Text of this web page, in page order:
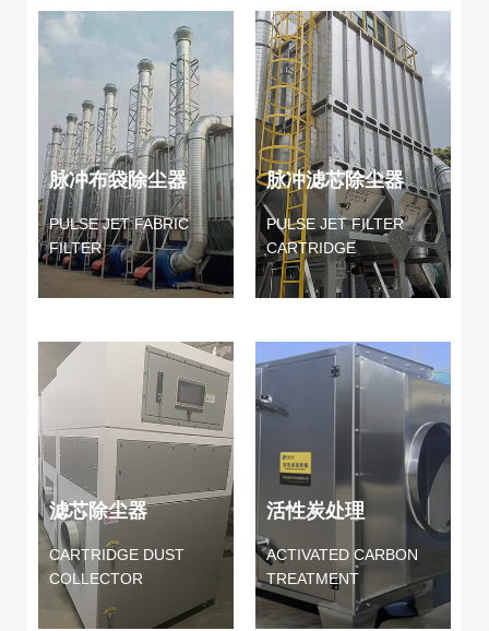
脉冲布袋除尘器
PULSE JET FABRIC
FILTER
脉冲滤芯除尘器
PULSE JET FILTER
CARTRIDGE
滤芯除尘器
CARTRIDGE DUST
COLLECTOR
活性炭处理
ACTIVATED CARBON
TREATMENT